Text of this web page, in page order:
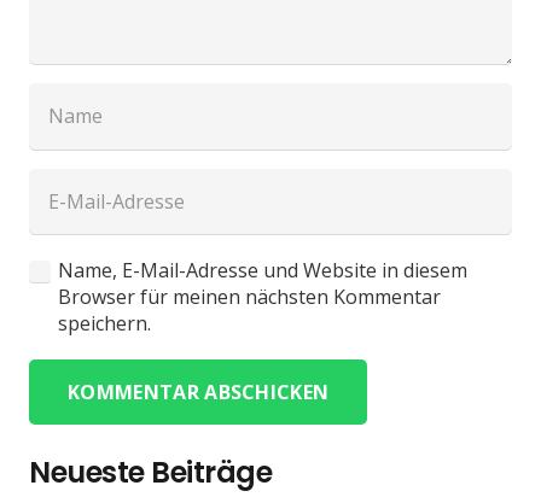
Name, E-Mail-Adresse und Website in diesem
Browser für meinen nächsten Kommentar
speichern.
KOMMENTAR ABSCHICKEN
Neueste Beiträge